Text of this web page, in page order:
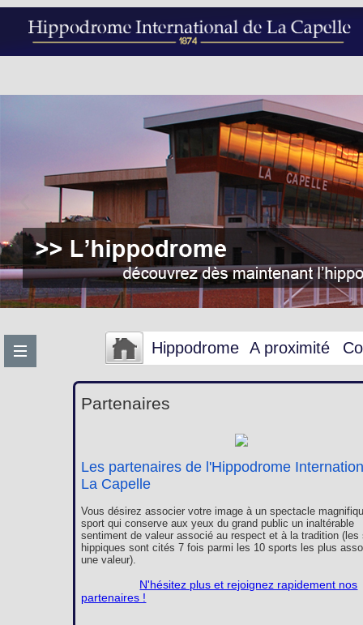
Hippodrome A proximité
Partenaires
Les partenaires de l'Hippodrome
La Capelle
Vous désirez associer votre image à un spectacle
sport qui conserve aux yeux du grand public un inaltérable
sentiment de valeur associé au respect et à la tradition (les
hippiques sont cités 7 fois parmi les 10 sports les plus
une valeur).
N'hésitez plus et rejoignez rapidement nos
partenaires !